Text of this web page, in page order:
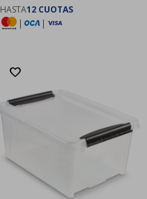
HASTA12 CUOTAS
|
|